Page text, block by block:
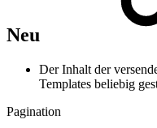
Neu
Der Inhalt der
Templates beliebig
Pagination